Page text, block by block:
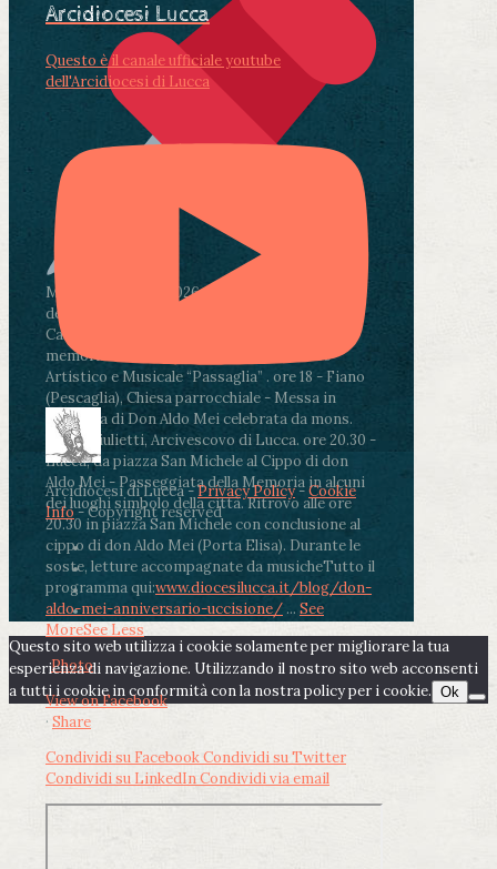
Martedì 4 agosto2026ore 11:30 - Lucca, Scuola
dell’Infanzia don Aldo Mei - Viale Castruccio
Castracani 435 - Inaugurazione murales in
memoria di don Aldo Mei curato dal Liceo
Artistico e Musicale “Passaglia” . ore 18 - Fiano
(Pescaglia), Chiesa parrocchiale - Messa in
memoria di Don Aldo Mei celebrata da mons.
Paolo Giulietti, Arcivescovo di Lucca. ore 20.30 -
Lucca, da piazza San Michele al Cippo di don
Aldo Mei - Passeggiata della Memoria in alcuni
dei luoghi simbolo della città. Ritrovo alle ore
20.30 in piazza San Michele con conclusione al
cippo di don Aldo Mei (Porta Elisa). Durante le
soste, letture accompagnate da musicheTutto il
programma qui:www.diocesilucca.it/blog/don-
aldo-mei-anniversario-uccisione/ ... See
MoreSee Less
Photo
View on Facebook
· Share
Condividi su FacebookCondividi su Twitter
Condividi su LinkedInCondividi via email
Arcidiocesi Lucca
Questo è il canale ufficiale youtube
dell'Arcidiocesi di Lucca
Arcidiocesi di Lucca -Privacy Policy-Cookie
Info- Copyright reserved
Questo sito web utilizza i cookie solamente per migliorare la tua
esperienza di navigazione. Utilizzando il nostro sito web acconsenti
a tutti i cookie in conformità con la nostra policy per i cookie. Ok